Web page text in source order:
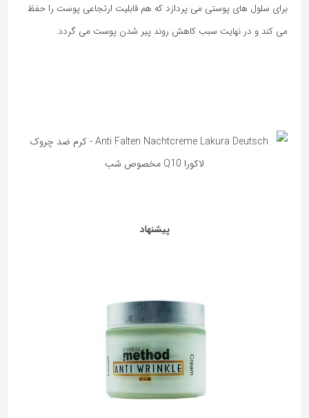
برای سلول های پوستی می پردازد که هم قابلیت ارتجاعی پوست را حفظ
می کند و در نهایت سبب کاهش روند پیر شدن پوست می گردد.
پیشنهاد